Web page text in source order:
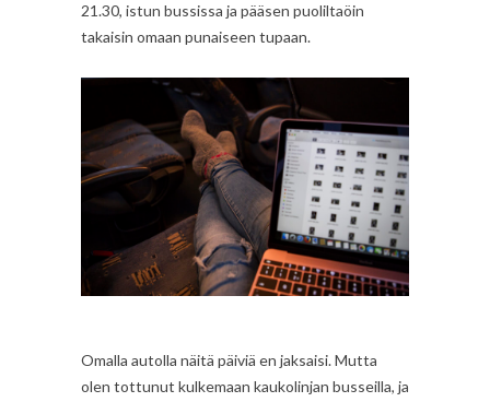
21.30, istun bussissa ja pääsen puoliltaöin
takaisin omaan punaiseen tupaan.
Omalla autolla näitä päiviä en jaksaisi. Mutta
olen tottunut kulkemaan kaukolinjan busseilla, ja